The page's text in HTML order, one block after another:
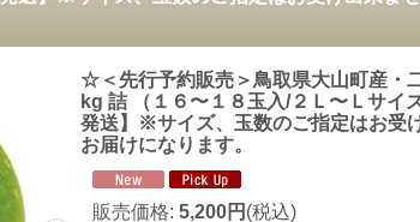
☆＜先行予約販売＞鳥取県大山町産・
kg 詰 （１６〜１８玉入/２Ｌ〜Ｌサイ
発送】※サイズ、玉数のご指定はお受
お届けになります。
販売価格: 5,200円 (税込)